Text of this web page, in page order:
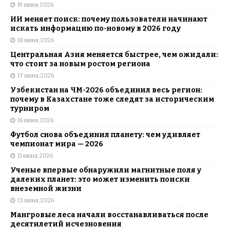
19 июня, 2026
ИИ меняет поиск: почему пользователи начинают
искать информацию по-новому в 2026 году
18 июня, 2026
Центральная Азия меняется быстрее, чем ожидали:
что стоит за новым ростом региона
17 июня, 2026
Узбекистан на ЧМ-2026 объединил весь регион:
почему в Казахстане тоже следят за историческим
турниром
16 июня, 2026
Футбол снова объединил планету: чем удивляет
чемпионат мира — 2026
15 июня, 2026
Ученые впервые обнаружили магнитные поля у
далеких планет: это может изменить поиски
внеземной жизни
13 июня, 2026
Мангровые леса начали восстанавливаться после
десятилетий исчезновения